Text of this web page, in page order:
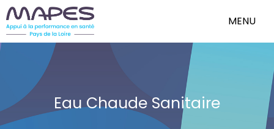
MENU
Eau Chaude Sanitaire